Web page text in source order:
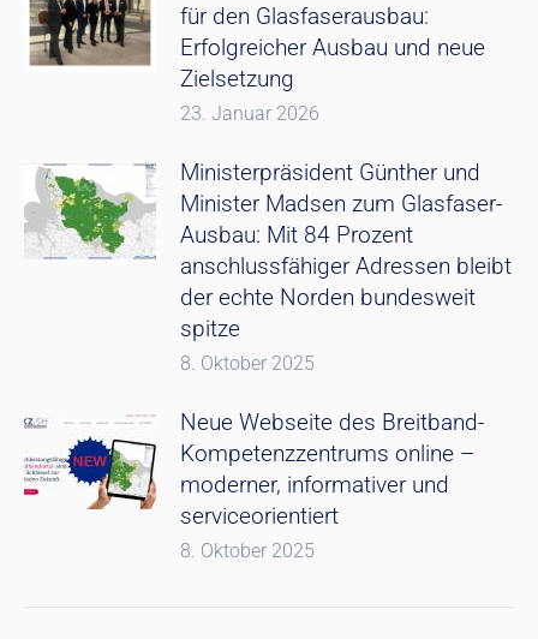
für den Glasfaserausbau:
Erfolgreicher Ausbau und neue
Zielsetzung
23. Januar 2026
Ministerpräsident Günther und
Minister Madsen zum Glasfaser-
Ausbau: Mit 84 Prozent
anschlussfähiger Adressen bleibt
der echte Norden bundesweit
spitze
8. Oktober 2025
Neue Webseite des Breitband-
Kompetenzzentrums online –
moderner, informativer und
serviceorientiert
8. Oktober 2025